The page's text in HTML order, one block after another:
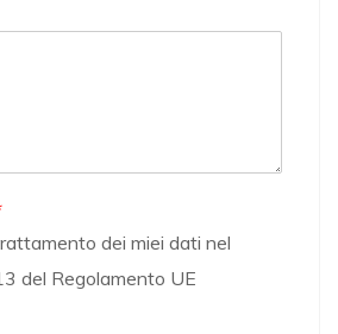
dei miei dati nel
del Regolamento UE